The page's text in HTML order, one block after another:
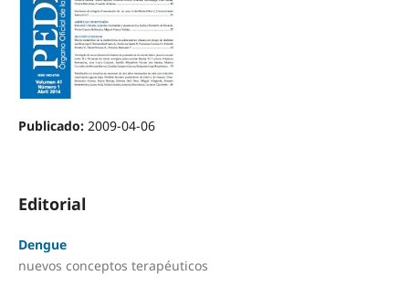
Publicado: 2009-04-06
Editorial
Dengue
nuevos conceptos terapéuticos